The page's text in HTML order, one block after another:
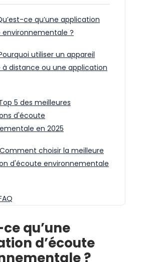
ce qu’une application
environnementale ?
utiliser un appareil
distance ou une application
5 des meilleures
d'écoute
en 2025
Comment choisir la meilleure
d'écoute environnementale
ce qu’une
d’écoute
?